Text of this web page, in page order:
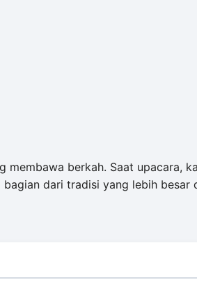
berkah. Saat upacara,
dari tradisi yang lebih besar